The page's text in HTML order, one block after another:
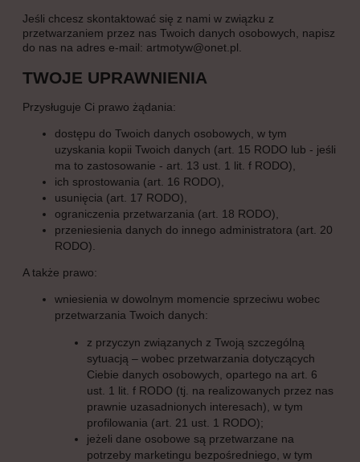
Jeśli chcesz skontaktować się z nami w związku z
przetwarzaniem przez nas Twoich danych osobowych, napisz
do nas na adres e-mail: artmotyw@onet.pl.
TWOJE UPRAWNIENIA
Przysługuje Ci prawo żądania:
dostępu do Twoich danych osobowych, w tym
uzyskania kopii Twoich danych (art. 15 RODO lub - jeśli
ma to zastosowanie - art. 13 ust. 1 lit. f RODO),
ich sprostowania (art. 16 RODO),
usunięcia (art. 17 RODO),
ograniczenia przetwarzania (art. 18 RODO),
przeniesienia danych do innego administratora (art. 20
RODO).
A także prawo:
wniesienia w dowolnym momencie sprzeciwu wobec
przetwarzania Twoich danych:
z przyczyn związanych z Twoją szczególną
sytuacją – wobec przetwarzania dotyczących
Ciebie danych osobowych, opartego na art. 6
ust. 1 lit. f RODO (tj. na realizowanych przez nas
prawnie uzasadnionych interesach), w tym
profilowania (art. 21 ust. 1 RODO);
jeżeli dane osobowe są przetwarzane na
potrzeby marketingu bezpośredniego, w tym